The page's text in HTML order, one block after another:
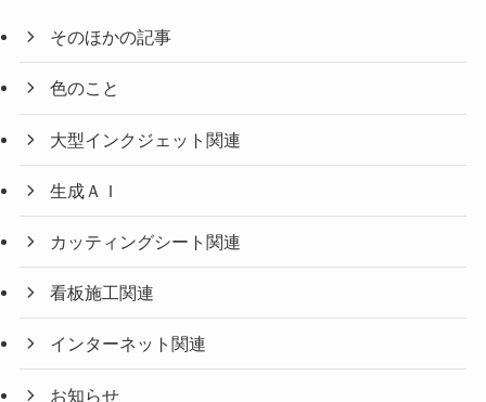
そのほかの記事
色のこと
大型インクジェット関連
生成ＡＩ
カッティングシート関連
看板施工関連
インターネット関連
お知らせ